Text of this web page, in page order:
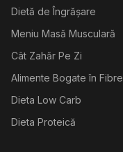
Dietă de Îngrășare
Meniu Masă Musculară
Cât Zahăr Pe Zi
Alimente Bogate în Fibre
Dieta Low Carb
Dieta Proteică